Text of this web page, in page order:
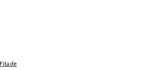
no
para
de